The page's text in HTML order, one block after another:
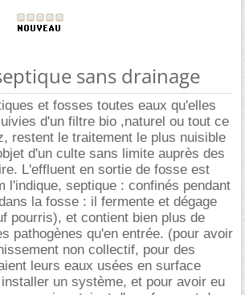
sans drainage
et fosses toutes eaux qu'elles
d'un filtre bio ,naturel ou tout ce
restent le traitement le plus nuisible
d'un culte sans limite auprès des
L'effluent en sortie de fosse est
l'indique, septique : confinés pendant
la fosse : il fermente et dégage
pourris), et contient bien plus de
pathogènes qu'en entrée. (pour avoir
non collectif, pour des
leurs eaux usées en surface
un système, et pour avoir eu